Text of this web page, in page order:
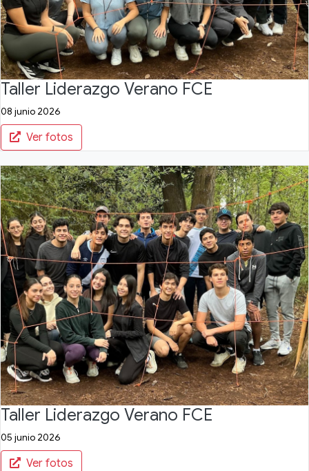
Taller Liderazgo Verano FCE
08 junio 2026
Ver fotos
Taller Liderazgo Verano FCE
05 junio 2026
Ver fotos